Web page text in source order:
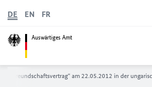
Auswärtiges Amt
DE EN FR
Freundschaftsvertrag“ am 22.05.2012 in der